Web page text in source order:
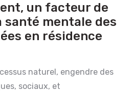
un facteur de
santé mentale des
en résidence
naturel, engendre des
sociaux, et